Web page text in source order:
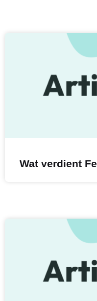
Wat verdient